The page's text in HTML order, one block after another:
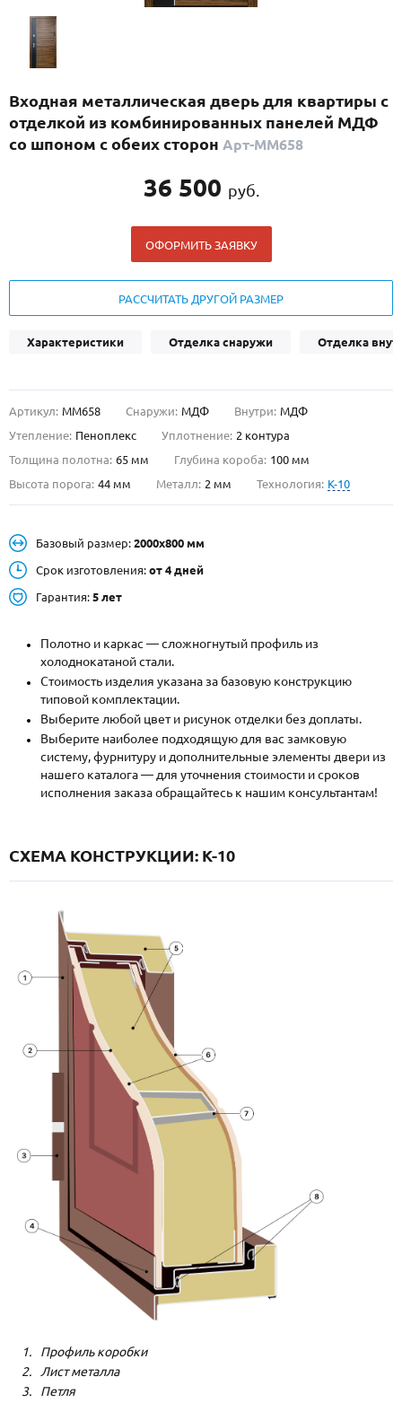
(29)
ПО НАЗНАЧЕНИЮ
ПО КОНСТРУКЦИИ
О НАС
Металлические двери от производителя с доставкой и установкой в
Москве и МО
НАЙТИ:
+7 (495) 411-44-41
INFO@META-M.RU
ЗАПРОСИТЬ РАСЧЕТ
Каталог Распродажа Как купить
Записаться на замер
Входная металлическая дверь для квартиры с
отделкой из комбинированных панелей МДФ
со шпоном с обеих сторон Арт-ММ658
36 500 руб.
ОФОРМИТЬ ЗАЯВКУ
РАССЧИТАТЬ ДРУГОЙ РАЗМЕР
Характеристики Отделка снаружи Отделка
Артикул: ММ658 Снаружи: МДФ Внутри: МДФ
Утепление: Пеноплекс Уплотнение: 2 контура
Толщина полотна: 65 мм Глубина короба: 100 мм
Высота порога: 44 мм Металл: 2 мм Технология: K-10
Базовый размер: 2000х800 мм
Срок изготовления: от 4 дней
Гарантия: 5 лет
Полотно и каркас — сложногнутый профиль из
холоднокатаной стали.
Стоимость изделия указана за базовую конструкцию
типовой комплектации.
Выберите любой цвет и рисунок отделки без доплаты.
Выберите наиболее подходящую для вас замковую
систему, фурнитуру и дополнительные элементы двери из
нашего каталога — для уточнения стоимости и сроков
исполнения заказа обращайтесь к нашим консультантам!
СХЕМА КОНСТРУКЦИИ: K-10
Профиль коробки
Лист металла
Петля